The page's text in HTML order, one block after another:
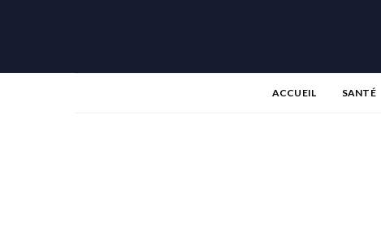
ACCUEIL SANTÉ